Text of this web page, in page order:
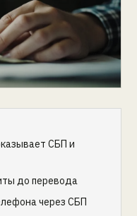
СБП и
до перевода
через СБП